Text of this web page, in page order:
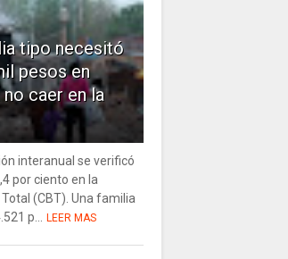
tipo necesitó
pesos en
caer en la
interanual se verificó
por ciento en la
(CBT). Una familia
p... LEER MAS